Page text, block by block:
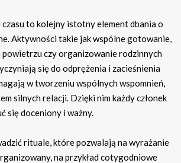
to kolejny istotny element dbania o
Aktywności takie jak wspólne gotowanie,
powietrzu czy organizowanie rodzinnych
się do odprężenia i zacieśnienia
w tworzeniu wspólnych wspomnień,
silnych relacji. Dzięki nim każdy członek
się doceniony i ważny.
rituale, które pozwalają na wyrażanie
na przykład cotygodniowe